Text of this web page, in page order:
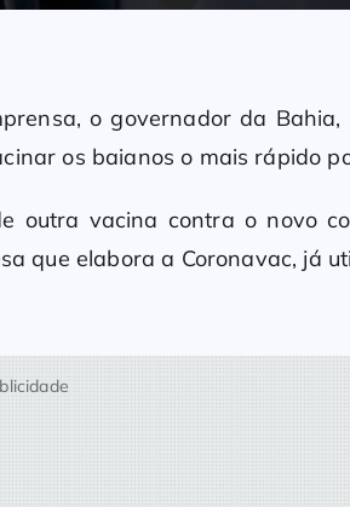
o governador da Bahia,
os baianos o mais rápido
outra vacina contra o novo
que elabora a Coronavac, já